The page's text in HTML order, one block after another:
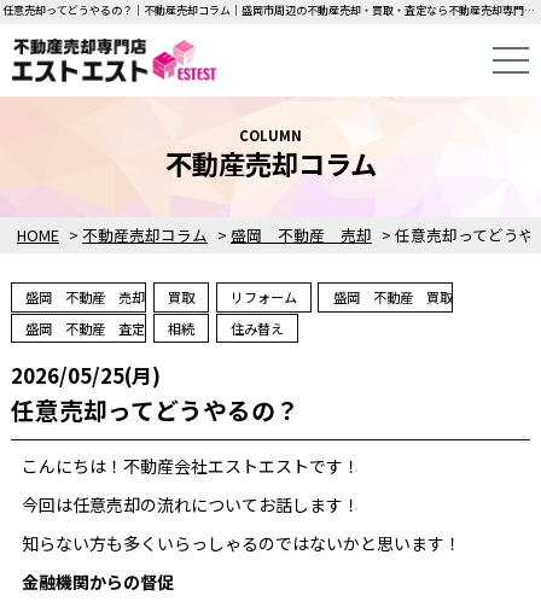
任意売却ってどうやるの？｜不動産売却コラム｜盛岡市周辺の不動産売却・買取・査定なら不動産売却専門店エストエストにお任せください！中古一戸建て・マンション・土地の即日無料査定・即金買取を行っています！
HOME > 不動産売却コラム > 盛岡 不動産 売却 >
COLUMN
不動産売却コラム
盛岡 不動産 売却 買取 リフォーム
盛岡 不動産 買取
盛岡 不動産 査定
相続 住み替え
2026/05/25(月)
任意売却ってどうやるの？
こんにちは！不動産会社エストエストです！
今回は任意売却の流れについてお話します！
知らない方も多くいらっしゃるのではないかと思います！
金融機関からの督促